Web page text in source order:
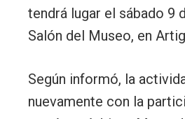
tendrá lugar el sábado 9
Salón del Museo, en
Según informó, la
nuevamente con la